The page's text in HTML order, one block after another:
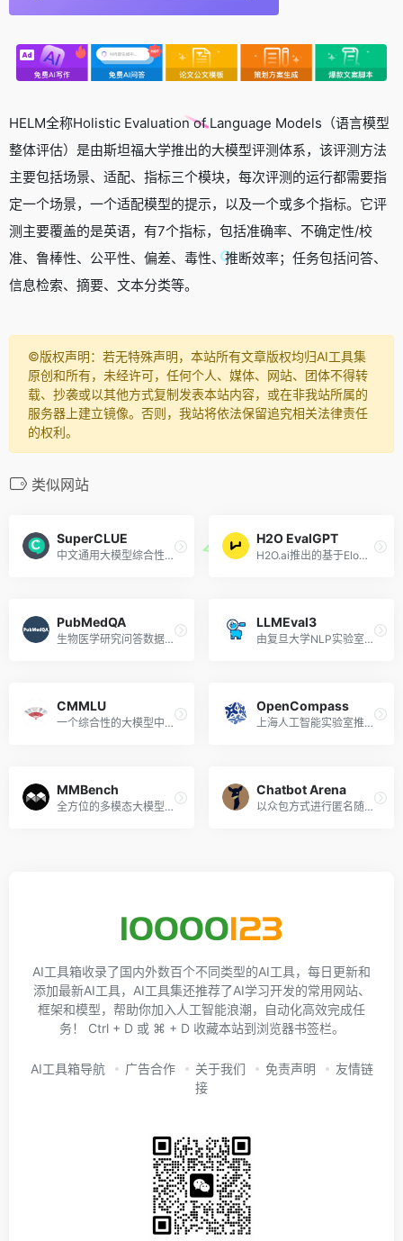
HELM全称Holistic Evaluation of Language Models（语言模型
整体评估）是由斯坦福大学推出的大模型评测体系，该评测方法
主要包括场景、适配、指标三个模块，每次评测的运行都需要指
定一个场景，一个适配模型的提示，以及一个或多个指标。它评
测主要覆盖的是英语，有7个指标，包括准确率、不确定性/校
准、鲁棒性、公平性、偏差、毒性、推断效率；任务包括问答、
信息检索、摘要、文本分类等。
©️版权声明：若无特殊声明，本站所有文章版权均归AI工具集
原创和所有，未经许可，任何个人、媒体、网站、团体不得转
载、抄袭或以其他方式复制发表本站内容，或在非我站所属的
服务器上建立镜像。否则，我站将依法保留追究相关法律责任
的权利。
类似网站
SuperCLUE
中文通用大模型综合性测评基准
H2O EvalGPT
H2O.ai推出的基于Elo评级方法的大模型评估系统
PubMedQA
生物医学研究问答数据集和模型得分排行榜
LLMEval3
由复旦大学NLP实验室推出的大模型评测基准
CMMLU
一个综合性的大模型中文评估基准
OpenCompass
上海人工智能实验室推出的大模型开放评测体系
MMBench
全方位的多模态大模型能力评测体系
Chatbot Arena
以众包方式进行匿名随机对战的LLM基准平台
AI工具箱收录了国内外数百个不同类型的AI工具，每日更新和
添加最新AI工具，AI工具集还推荐了AI学习开发的常用网站、
框架和模型，帮助你加入人工智能浪潮，自动化高效完成任
务！ Ctrl + D 或 ⌘ + D 收藏本站到浏览器书签栏。
AI工具箱导航 广告合作 关于我们 免责声明
友情链
接